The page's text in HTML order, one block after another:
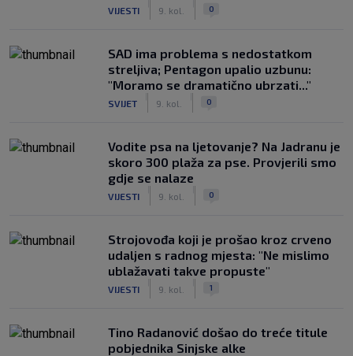
VIJESTI 9. kol. 0
SAD ima problema s nedostatkom
streljiva; Pentagon upalio uzbunu:
"Moramo se dramatično ubrzati..."
SVIJET 9. kol. 0
Vodite psa na ljetovanje? Na Jadranu je
skoro 300 plaža za pse. Provjerili smo
gdje se nalaze
VIJESTI 9. kol. 0
Strojovođa koji je prošao kroz crveno
udaljen s radnog mjesta: "Ne mislimo
ublažavati takve propuste"
VIJESTI 9. kol. 1
Tino Radanović došao do treće titule
pobjednika Sinjske alke